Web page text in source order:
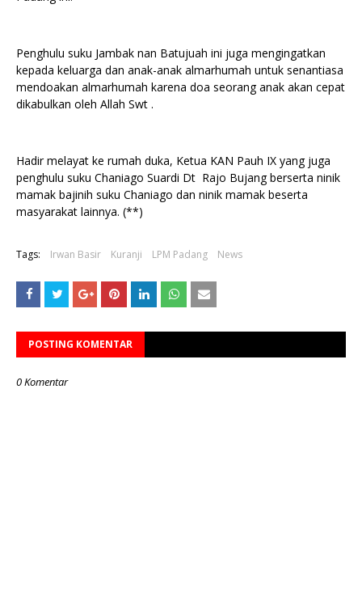
Penghulu suku Jambak nan Batujuah ini juga mengingatkan
kepada keluarga dan anak-anak almarhumah untuk senantiasa
mendoakan almarhumah karena doa seorang anak akan cepat
dikabulkan oleh Allah Swt .
Hadir melayat ke rumah duka, Ketua KAN Pauh IX yang juga
penghulu suku Chaniago Suardi Dt Rajo Bujang berserta ninik
mamak bajinih suku Chaniago dan ninik mamak beserta
masyarakat lainnya. (**)
Tags: Irwan Basir Kuranji LPM Padang News
POSTING KOMENTAR
0 Komentar